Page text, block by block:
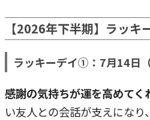
【2026年下半期】ラッキ
ラッキーデイ①：7月14日（
感謝の気持ちが運を高めてく
い友人との会話が支えにな